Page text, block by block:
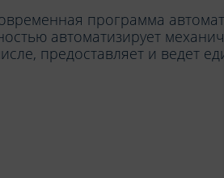
программа
автоматизирует
предоставляет и ведет